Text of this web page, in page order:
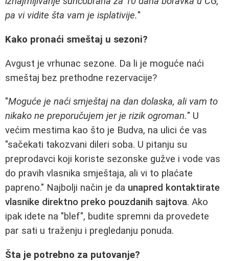
pa vi vidite šta vam je isplativije."
Kako pronaći smeštaj u sezoni?
Avgust je vrhunac sezone. Da li je moguće naći
smeštaj bez prethodne rezervacije?
"Moguće je naći smještaj na dan dolaska, ali vam to
nikako ne preporučujem jer je rizik ogroman." U
većim mestima kao što je Budva, na ulici će vas
"sačekati takozvani dileri soba. U pitanju su
preprodavci koji koriste sezonske gužve i vode vas
do pravih vlasnika smještaja, ali vi to plaćate
papreno." Najbolji način je da unapred kontaktirate
vlasnike direktno preko pouzdanih sajtova. Ako
ipak idete na "blef", budite spremni da provedete
par sati u traženju i pregledanju ponuda.
Šta je potrebno za putovanje?